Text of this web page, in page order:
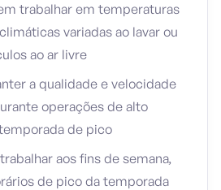
trabalhar em temperaturas
variadas ao lavar ou
ao ar livre
a qualidade e velocidade
operações de alto
de pico
aos fins de semana,
de pico da temporada